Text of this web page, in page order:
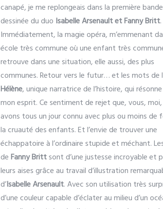
canapé, je me replongeais dans la première bande
dessinée du duo Isabelle Arsenault et Fanny Britt.
Immédiatement, la magie opéra, m’emmenant
école très commune où une enfant très
retrouve dans une situation, elle aussi, des plus
communes. Retour vers le futur… et les mots de
Hélène, unique narratrice de l’histoire, qui
mon esprit. Ce sentiment de rejet que, vous,
avons tous un jour connu avec plus ou moins de
la cruauté des enfants. Et l’envie de trouver une
échappatoire à l’ordinaire stupide et méchant.
deFanny Brittsont d’une justesse incroyable et
leurs aises grâce au travail d’illustration
d’Isabelle Arsenault. Avec son utilisation très
d’une couleur capable d’éclater au milieu d’un